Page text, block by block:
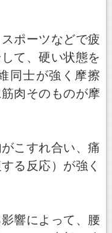
ポーツなどで疲
て、硬い状態を
同士が強く摩擦
肉そのものが摩
こすれ合い、痛
る反応）が強く
響によって、腰